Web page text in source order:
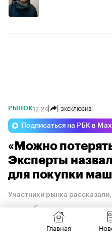
РЫНОК12:24 ЭКСКЛЮЗИВ
Подписаться на РБК в Max
«Можно
Эксперты
для покупки
Участники рынка
автомобиль
Разбираемся,
Главная